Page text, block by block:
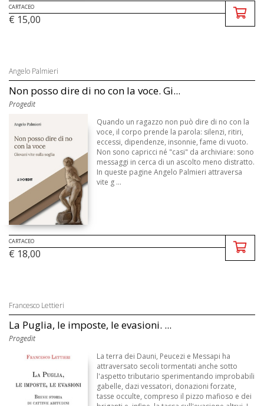
CARTACEO
€ 15,00
Angelo Palmieri
Non posso dire di no con la voce. Gi...
Progedit
Quando un ragazzo non può dire di no con la
voce, il corpo prende la parola: silenzi, ritiri,
eccessi, dipendenze, insonnie, fame di vuoto.
Non sono capricci né "casi" da archiviare: sono
messaggi in cerca di un ascolto meno distratto.
In queste pagine Angelo Palmieri attraversa
vite g ...
CARTACEO
€ 18,00
Francesco Lettieri
La Puglia, le imposte, le evasioni. ...
Progedit
La terra dei Dauni, Peucezi e Messapi ha
attraversato secoli tormentati anche sotto
l'aspetto tributario sperimentando improbabili
gabelle, dazi vessatori, donazioni forzate,
tasse occulte, compreso il pizzo mafioso e dei